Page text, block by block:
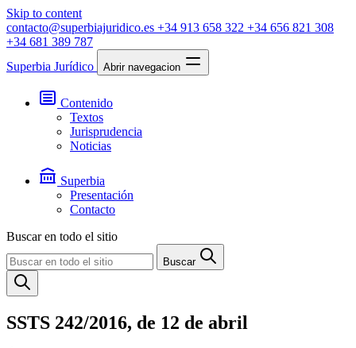
Skip to content
contacto@superbiajuridico.es +34 913 658 322 +34 656 821 308
+34 681 389 787
Superbia Jurídico
Abrir navegacion
Contenido
Textos
Jurisprudencia
Noticias
Superbia
Presentación
Contacto
Buscar en todo el sitio
Buscar
SSTS 242/2016, de 12 de abril